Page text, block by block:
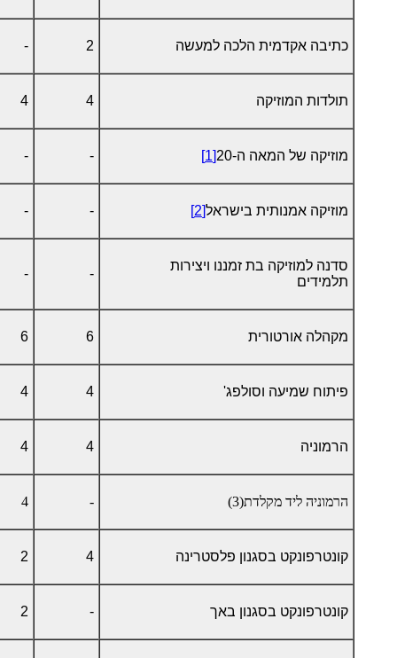
כתיבה אקדמית הלכה למעשה 2
-
תולדות המוזיקה 4
4
מוזיקה של המאה ה-20 [1]
-
-
מוזיקה אמנותית בישראל[2]
-
-
סדנה למוזיקה בת זמננו ויצירות
תלמידים
-
-
מקהלה אורטורית 6
6
פיתוח שמיעה וסולפג' 4
4
הרמוניה 4
4
הרמוניה ליד מקלדת(3) -
4
קונטרפונקט בסגנון פלסטרינה 4
2
קונטרפונקט בסגנון באך -
2